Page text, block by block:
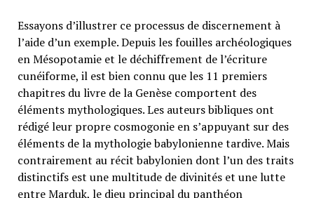
Essayons d’illustrer ce processus de discernement à
l’aide d’un exemple. Depuis les fouilles archéologiques
en Mésopotamie et le déchiffrement de l’écriture
cunéiforme, il est bien connu que les 11 premiers
chapitres du livre de la Genèse comportent des
éléments mythologiques. Les auteurs bibliques ont
rédigé leur propre cosmogonie en s’appuyant sur des
éléments de la mythologie babylonienne tardive. Mais
contrairement au récit babylonien dont l’un des traits
distinctifs est une multitude de divinités et une lutte
entre Marduk, le dieu principal du panthéon